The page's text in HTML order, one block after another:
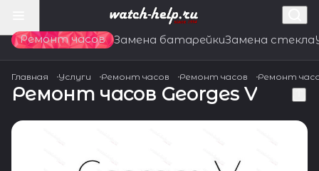
Ремонт часов Замена батарейкиЗамена стекла
Главная Услуги Ремонт часов Ремонт часов Ремонт
Ремонт часов Georges V